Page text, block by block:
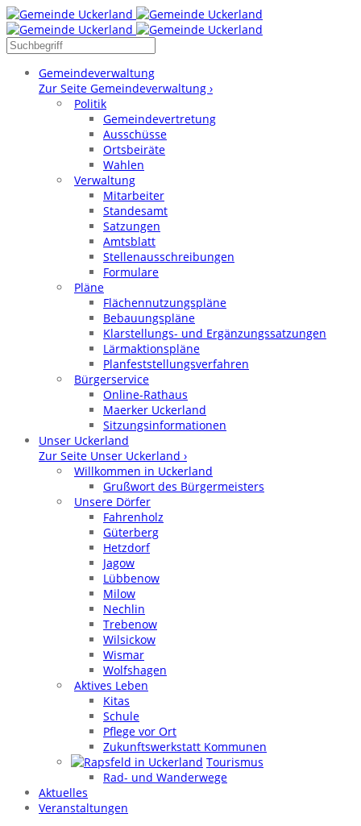
Gemeindeverwaltung
Zur Seite Gemeindeverwaltung ›
Politik
Gemeindevertretung
Ausschüsse
Ortsbeiräte
Wahlen
Verwaltung
Mitarbeiter
Standesamt
Satzungen
Amtsblatt
Stellenausschreibungen
Formulare
Pläne
Flächennutzungspläne
Bebauungspläne
Klarstellungs- und Ergänzungssatzungen
Lärmaktionspläne
Planfeststellungsverfahren
Bürgerservice
Online-Rathaus
Maerker Uckerland
Sitzungsinformationen
Unser Uckerland
Zur Seite Unser Uckerland ›
Willkommen in Uckerland
Grußwort des Bürgermeisters
Unsere Dörfer
Fahrenholz
Güterberg
Hetzdorf
Jagow
Lübbenow
Milow
Nechlin
Trebenow
Wilsickow
Wismar
Wolfshagen
Aktives Leben
Kitas
Schule
Pflege vor Ort
Zukunftswerkstatt Kommunen
Tourismus
Rad- und Wanderwege
Aktuelles
Veranstaltungen